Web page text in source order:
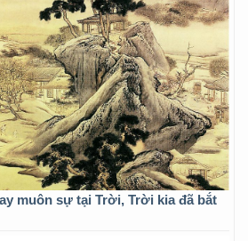
muôn sự tại Trời, Trời kia đã bắt